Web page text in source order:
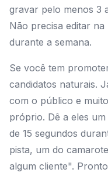
gravar pelo menos 3
Não precisa editar
durante a semana.
Se você tem
candidatos naturais.
com o público e
próprio. Dê a eles
de 15 segundos
pista, um do
algum cliente".